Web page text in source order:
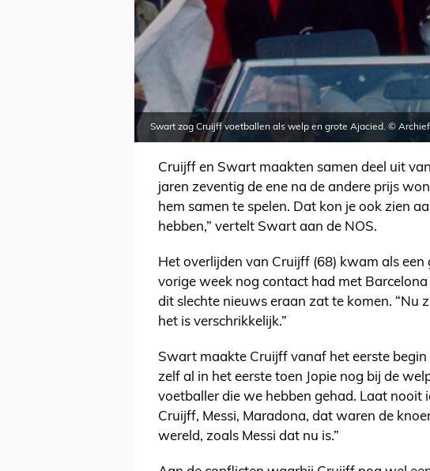
Swart zag Cruijff voetballen als welp en grote Ajacied. ©
Cruijff en Swart maakten samen deel uit
jaren zeventig de ene na de andere prijs
hem samen te spelen. Dat kon je ook zien
hebben,” vertelt Swart aan de NOS.
Het overlijden van Cruijff (68) kwam als
vorige week nog contact had met
dit slechte nieuws eraan zat te komen. “Nu
het is verschrikkelijk.”
Swart maakte Cruijff vanaf het eerste begin
zelf al in het eerste toen Jopie nog bij de
voetballer die we hebben gehad. Laat nooit
Cruijff, Messi, Maradona, dat waren de
wereld, zoals Messi dat nu is.”